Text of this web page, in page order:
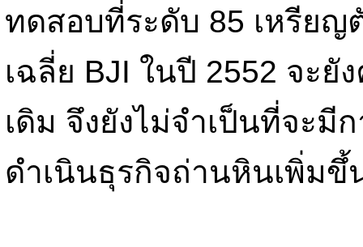
ทดสอบที่ระดับ 85 เหรีย
เฉลี่ย BJI ในปี 2552 จะยั
เดิม จึงยังไม่จำเป็นที่จะ
ดำเนินธุรกิจถ่านหินเพิ่มขึ้